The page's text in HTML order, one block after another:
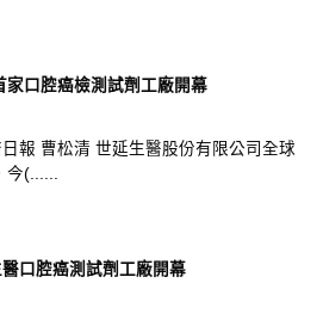
口腔癌檢測試劑工廠開幕
報 曹松清 世延生醫股份有限公司全球
(......
口腔癌測試劑工廠開幕